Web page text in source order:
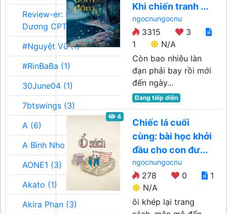
Review-er: Dương
Dương CPT (1)
#Nguyệt Vũ (1)
#RinBaBa (1)
30June04 (1)
7btswings (3)
A (6)
A Bình Nho (2)
AONE1 (3)
Akato (1)
Akira Phan (3)
Khi chiến tranh ...
ngocnungocnu
3315
3
1
N/A
Còn bao nhiêu làn
đạn phải bay rồi mới
đến ngày...
Đang tiếp diễn
4
Chiếc lá cuối
cùng: bài học khởi
đầu cho con đư...
ngocnungocnu
278 0
1
N/A
ôi khép lại trang